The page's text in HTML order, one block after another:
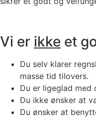
Vi er ikke et
Du selv klarer
masse tid tilovers.
Du er ligeglad med
Du ikke ønsker at
Du ønsker at